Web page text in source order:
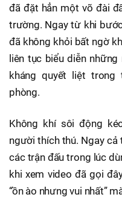
đã đặt hẳn một võ đài
trường. Ngay từ khi
đã không khỏi bất ngờ
liên tục biểu diễn
kháng quyết liệt trong
phòng.
Không khí sôi động
người thích thú. Ngay cả
các trận đấu trong lúc
khi xem video đã gọi
“ồn ào nhưng vui nhất”